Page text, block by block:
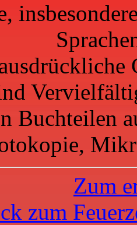
Buchteilen
Zum
zum